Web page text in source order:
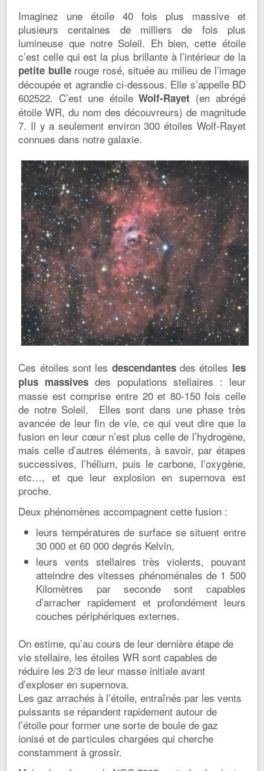
Imaginez une étoile 40 fois plus massive et
plusieurs centaines de milliers de fois plus
lumineuse que notre Soleil. Eh bien, cette étoile
c’est celle qui est la plus brillante à l’intérieur de la
petite bullerouge rosé, située au milieu de l’image
découpée et agrandie ci-dessous. Elle s’appelle BD
602522. C’est une étoileWolf-Rayet (en abrégé
étoile WR, du nom des découvreurs) de magnitude
7. Il y a seulement environ 300 étoiles Wolf-Rayet
connues dans notre galaxie.
Ces étoiles sont les descendantesdes étoiles les
plus massivesdes populations stellaires : leur
masse est comprise entre 20 et 80-150 fois celle
de notre Soleil. Elles sont dans une phase très
avancée de leur fin de vie, ce qui veut dire que la
fusion en leur cœur n’est plus celle de l’hydrogène,
mais celle d’autres éléments, à savoir, par étapes
successives, l’hélium, puis le carbone, l’oxygène,
etc…, et que leur explosion en supernova est
proche.
Deux phénomènes accompagnent cette fusion :
leurs températures de surface se situent entre
30 000 et 60 000 degrés Kelvin,
leurs vents stellaires très violents, pouvant
atteindre des vitesses phénoménales de 1 500
Kilomètres par seconde sont capables
d’arracher rapidement et profondément leurs
couches périphériques externes.
On estime, qu’au cours de leur dernière étape de
vie stellaire, les étoiles WR sont capables de
réduire les 2/3 de leur masse initiale avant
d’exploser en supernova.
Les gaz arrachés à l’étoile, entraînés par les vents
puissants se répandent rapidement autour de
l’étoile pour former une sorte de boule de gaz
ionisé et de particules chargées qui cherche
constamment à grossir.